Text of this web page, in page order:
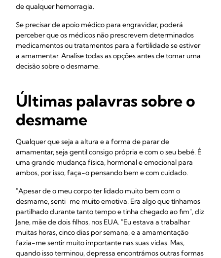
de qualquer hemorragia.
Se precisar de apoio médico para engravidar, poderá
perceber que os médicos não prescrevem determinados
medicamentos ou tratamentos para a fertilidade se estiver
a amamentar. Analise todas as opções antes de tomar uma
decisão sobre o desmame.
Últimas palavras sobre o
desmame
Qualquer que seja a altura e a forma de parar de
amamentar, seja gentil consigo própria e com o seu bebé. É
uma grande mudança física, hormonal e emocional para
ambos, por isso, faça-o pensando bem e com cuidado.
"Apesar de o meu corpo ter lidado muito bem com o
desmame, senti-me muito emotiva. Era algo que tínhamos
partilhado durante tanto tempo e tinha chegado ao fim", diz
Jane, mãe de dois filhos, nos EUA. "Eu estava a trabalhar
muitas horas, cinco dias por semana, e a amamentação
fazia-me sentir muito importante nas suas vidas. Mas,
quando isso terminou, depressa encontrámos outras formas